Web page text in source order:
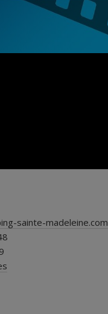
sainte-madeleine.com